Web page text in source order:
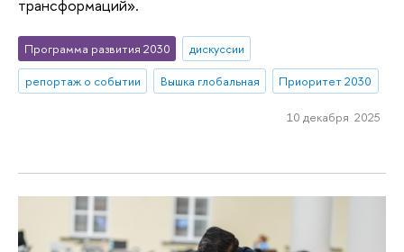
трансформаций».
Программа развития 2030
дискуссии
репортаж о событии
Вышка глобальная Приоритет 2030
10 декабря 2025